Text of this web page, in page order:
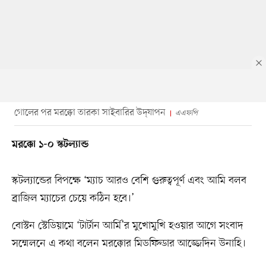
গোলের পর মরক্কো তারকা সাইবারির উদ্‌যাপন এএফপি
মরক্কো ১-০ স্কটল্যান্ড
স্কটল্যান্ডের বিপক্ষে ‘ম্যাচ আরও বেশি গুরুত্বপূর্ণ এবং আমি বলব
ব্রাজিল ম্যাচের চেয়ে কঠিন হবে।’
বোস্টন স্টেডিয়ামে ‘টার্টান আর্মি’র মুখোমুখি হওয়ার আগে সংবাদ
সম্মেলনে এ কথা বলেন মরক্কোর মিডফিল্ডার আজ্জেদিন উনাহি।